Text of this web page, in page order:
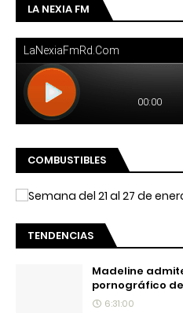
LA NEXIA FM
COMBUSTIBLES
TENDENCIAS
Madeline
pornográfico
6:31:00